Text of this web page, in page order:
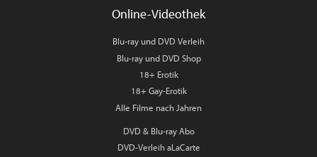
Online-Videothek
Blu-ray und DVD Verleih
Blu-ray und DVD Shop
18+ Erotik
18+ Gay-Erotik
Alle Filme nach Jahren
DVD & Blu-ray Abo
DVD-Verleih aLaCarte